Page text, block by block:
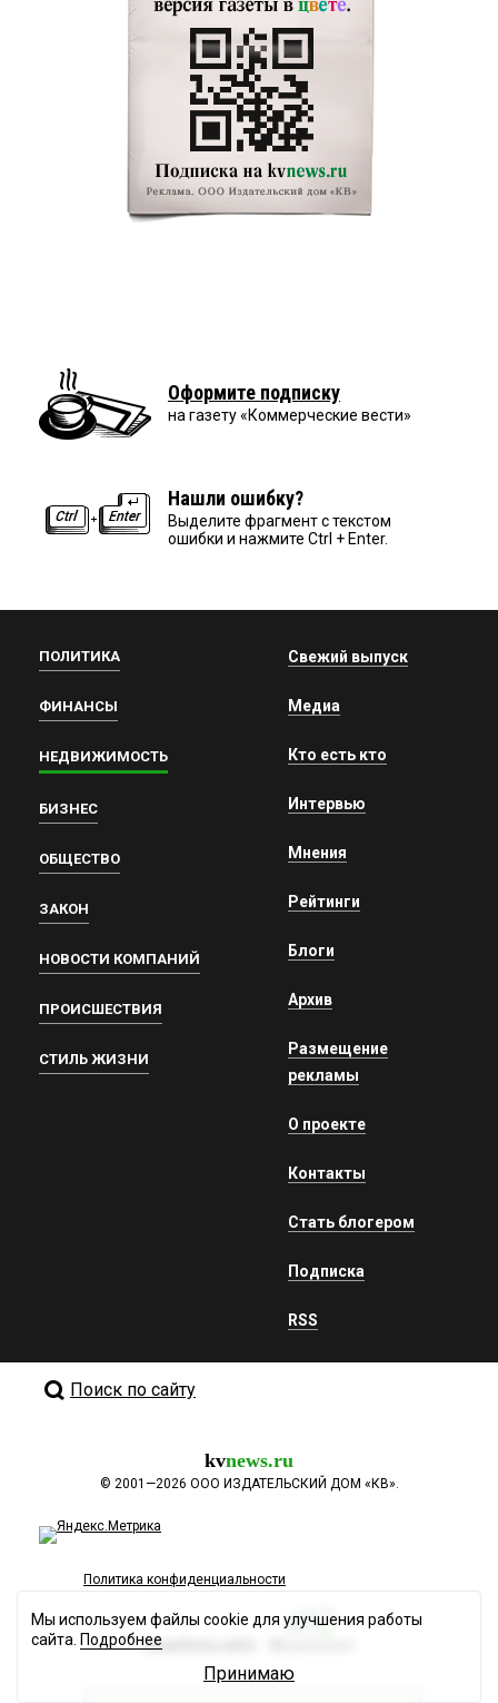
Оформите подписку
на газету «Коммерческие вести»
Нашли ошибку?
Выделите фрагмент с текстом
ошибки и нажмите Ctrl + Enter.
ПОЛИТИКА
ФИНАНСЫ
НЕДВИЖИМОСТЬ
БИЗНЕС
ОБЩЕСТВО
ЗАКОН
НОВОСТИ КОМПАНИЙ
ПРОИСШЕСТВИЯ
СТИЛЬ ЖИЗНИ
Свежий выпуск
Медиа
Кто есть кто
Интервью
Мнения
Рейтинги
Блоги
Архив
Размещение
рекламы
О проекте
Контакты
Стать блогером
Подписка
RSS
Поиск по сайту
kvnews.ru
© 2001—2026 ООО ИЗДАТЕЛЬСКИЙ ДОМ «КВ».
Политика конфиденциальности
Разработка сайта
Мы используем файлы cookie для улучшения работы
сайта. Подробнее
Принимаю